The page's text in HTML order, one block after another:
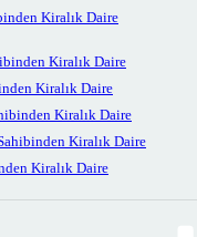
Kiralık Daire
Kiralık Daire
Kiralık Daire
Kiralık Daire
Kiralık Daire
Kiralık Daire